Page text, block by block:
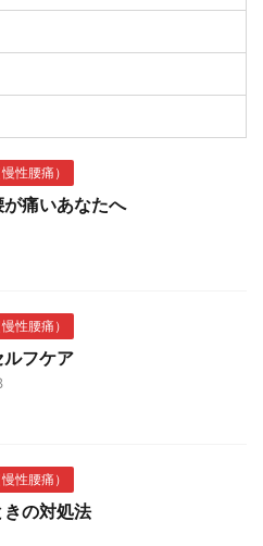
性腰痛）
が痛いあなたへ
性腰痛）
フケア
性腰痛）
の対処法